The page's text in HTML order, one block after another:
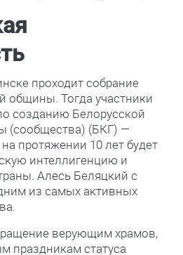
проходит собрание
общины. Тогда участники
созданию Белорусской
(сообщества) (БКГ) —
протяжении 10 лет будет
интеллигенцию и
Алесь Беляцкий с
из самых активных
верующим храмов,
праздникам статуса